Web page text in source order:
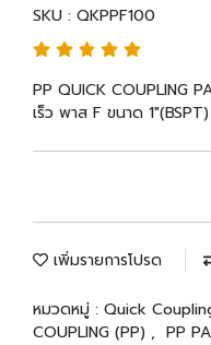
SKU : QKPPF100
PP QUICK COUPLING
เร็ว พาส F ขนาด 1"(BSPT)
เพิ่มรายการโปรด
หมวดหมู่ : Quick
COUPLING (PP) , PP